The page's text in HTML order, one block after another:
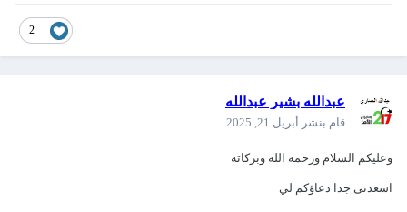
2
عبدالله بشير عبدالله
قام بنشر أبريل 21, 2025
وعليكم السلام ورحمة الله وبركاته
اسعدتى جدا دعاؤكم لي